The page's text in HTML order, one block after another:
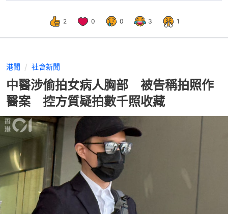
2 0 0 3 1
港聞 社會新聞
中醫涉偷拍女病人胸部 被告稱拍照作
醫案 控方質疑拍數千照收藏